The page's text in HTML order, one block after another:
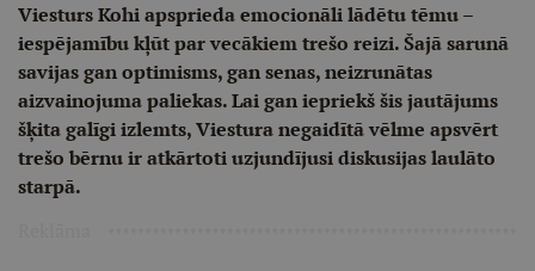
Viesturs Kohi apsprieda emocionāli lādētu tēmu –
iespējamību kļūt par vecākiem trešo reizi. Šajā sarunā
savijas gan optimisms, gan senas, neizrunātas
aizvainojuma paliekas. Lai gan iepriekš šis jautājums
šķita galīgi izlemts, Viestura negaidītā vēlme apsvērt
trešo bērnu ir atkārtoti uzjundījusi diskusijas laulāto
starpā.